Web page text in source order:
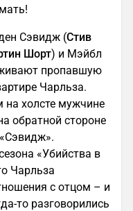
Сэвидж (Стив
Шорт) и Мэйбл
пропавшую
Чарльза.
на холсте мужчине
обратной стороне
«Убийства в
Чарльза
с отцом – и
то разговорились